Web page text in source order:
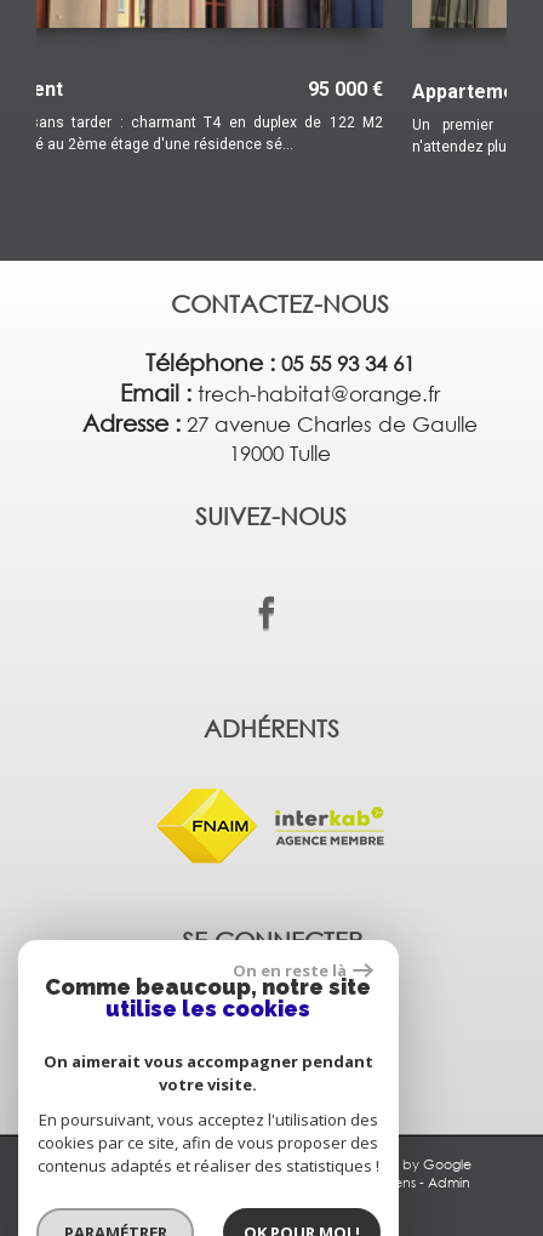
Appartement 85 000 €
Un premier achat ou un investissement à usage locatif?
n'attendez plus!! Ce bel appartement en duplex de ty...
CONTACTEZ-NOUS
Téléphone : 05 55 93 34 61
Email : trech-habitat@orange.fr
Adresse : 27 avenue Charles de Gaulle
19000 Tulle
SUIVEZ-NOUS
ADHÉRENTS
SE CONNECTER
© 2026 | Tous droits réservés | Traduction powered by Google
Liens- Admin
Site internet compatible multi-supports,
On en reste là
Comme beaucoup, notre site
utilise les cookies
On aimerait vous accompagner pendant
votre visite.
En poursuivant, vous acceptez l'utilisation des
cookies par ce site, afin de vous proposer des
contenus adaptés et réaliser des statistiques !